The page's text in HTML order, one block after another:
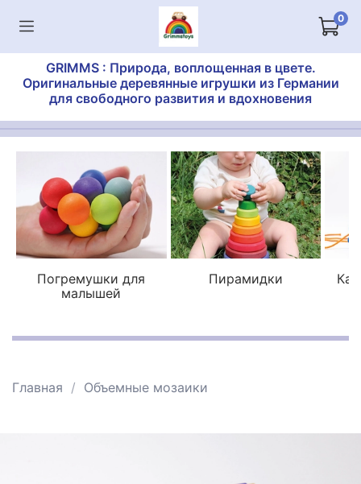
0
GRIMMS : Природа, воплощенная в цвете.
Оригинальные деревянные игрушки из Германии
для свободного развития и вдохновения
Погремушки для
малышей
Пирамидки
Главная Объемные мозаики